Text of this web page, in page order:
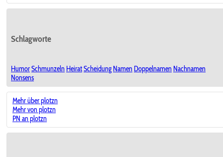
Schlagworte
HumorSchmunzeln HeiratScheidung Namen Doppelnamen Nachnamen
Nonsens
Mehr über plotzn
Mehr von plotzn
PN an plotzn